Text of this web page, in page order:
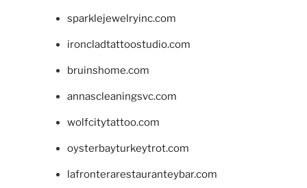
sparklejewelryinc.com
ironcladtattoostudio.com
bruinshome.com
annascleaningsvc.com
wolfcitytattoo.com
oysterbayturkeytrot.com
lafronterarestauranteybar.com